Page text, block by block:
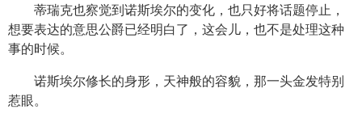
蒂瑞克也察觉到诺斯埃尔的变化，也只好将话题停止，
想要表达的意思公爵已经明白了，这会儿，也不是处理这种
事的时候。
诺斯埃尔修长的身形，天神般的容貌，那一头金发特别
惹眼。